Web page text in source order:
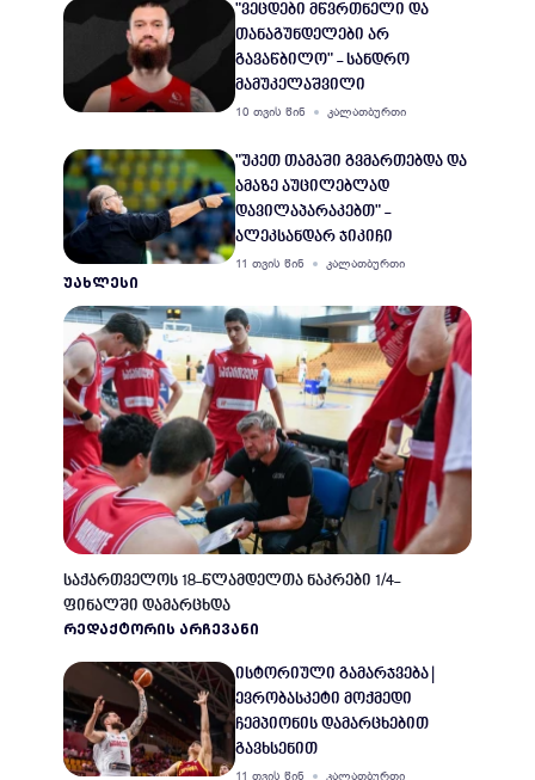
"ვეცდები მწვრთნელი და
თანაგუნდელები არ
გავაწბილო" - სანდრო
მამუკელაშვილი
10 თვის წინ კალათბურთი
"უკეთ თამაში გვმართებდა და
ამაზე აუცილებლად
დავილაპარაკებთ" -
ალეკსანდარ ჯიკიჩი
11 თვის წინ კალათბურთი
ᲣᲐᲮᲚᲔᲡᲘ
საქართველოს 18-წლამდელთა ნაკრები 1/4-
ფინალში დამარცხდა
ᲠᲔᲓᲐᲥᲢᲝᲠᲘᲡ ᲐᲠᲩᲔᲕᲐᲜᲘ
ისტორიული გამარჯვება |
ევრობასკეტი მოქმედი
ჩემპიონის დამარცხებით
გავხსენით
11 თვის წინ კალათბურთი